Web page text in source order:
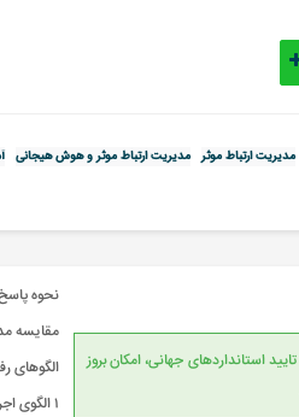
مدیریت ارتباط موثر مدیریت ارتباط موثر و هوش هیجانی
به دلیل تطابق با دانش به روز و مورد تایید استانداردهای جهانی، امکان بروز
نحوه
مقایسه
الگوهای
۱ الگوی اجرایی (High D)